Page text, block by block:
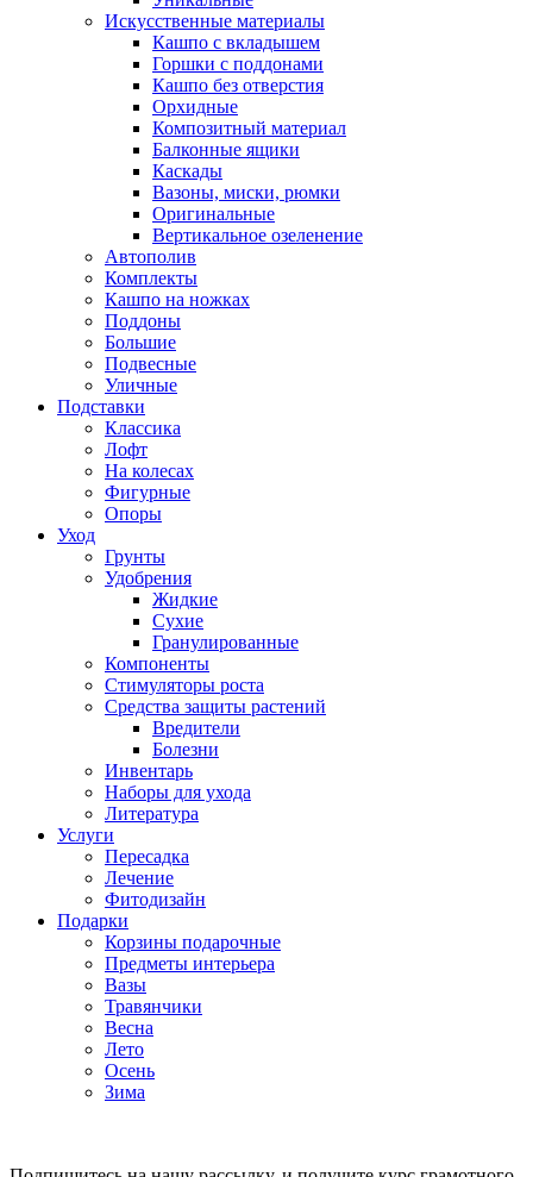
Искусственные материалы
Кашпо с вкладышем
Горшки с поддонами
Кашпо без отверстия
Орхидные
Композитный материал
Балконные ящики
Каскады
Вазоны, миски, рюмки
Оригинальные
Вертикальное озеленение
Автополив
Комплекты
Кашпо на ножках
Поддоны
Большие
Подвесные
Уличные
Подставки
Классика
Лофт
На колесах
Фигурные
Опоры
Уход
Грунты
Удобрения
Жидкие
Сухие
Гранулированные
Компоненты
Стимуляторы роста
Средства защиты растений
Вредители
Болезни
Инвентарь
Наборы для ухода
Литература
Услуги
Пересадка
Лечение
Фитодизайн
Подарки
Корзины подарочные
Предметы интерьера
Вазы
Травянчики
Весна
Лето
Осень
Зима